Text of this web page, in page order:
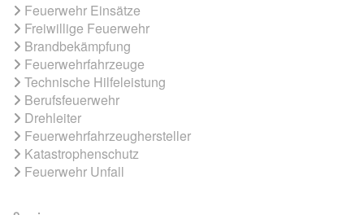
Feuerwehr Einsätze
Freiwillige Feuerwehr
Brandbekämpfung
Feuerwehrfahrzeuge
Technische Hilfeleistung
Berufsfeuerwehr
Drehleiter
Feuerwehrfahrzeughersteller
Katastrophenschutz
Feuerwehr Unfall